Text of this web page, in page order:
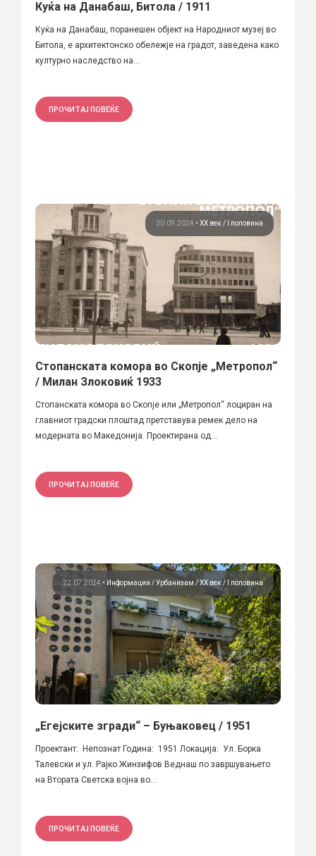
Куќа на Данабаш, Битола / 1911
Куќа на Данабаш, поранешен објект на Народниот музеј во
Битола, е архитектонско обележје на градот, заведена како
културно наследство на...
ПРОЧИТАЈ ПОВЕЌЕ
30.09.2024 • ХХ век / I половина
Стопанската комора во Скопје „Метропол“
/ Милан Злоковиќ 1933
Стопанската комора во Скопје или „Метропол“ лоциран на
главниот градски плоштад претставува ремек дело на
модерната во Македонија. Проектирана од...
ПРОЧИТАЈ ПОВЕЌЕ
22.07.2024 • Информации Урбанизам ХХ век / I половина
„Егејските згради“ – Буњаковец / 1951
Проектант: Непознат Година: 1951 Локација: Ул. Борка
Талевски и ул. Рајко Жинзифов Веднаш по завршувањето
на Втората Светска војна во...
ПРОЧИТАЈ ПОВЕЌЕ